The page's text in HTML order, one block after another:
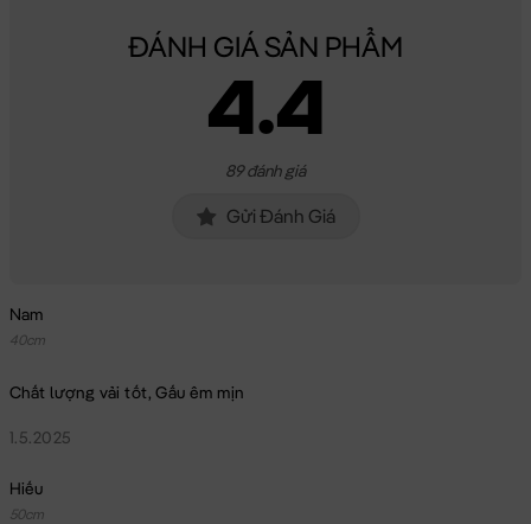
ĐÁNH GIÁ SẢN PHẨM
4.4
89 đánh giá
Gửi Đánh Giá
Nam
40cm
Chất lượng vải tốt, Gấu êm mịn
1.5.2025
Hiếu
50cm